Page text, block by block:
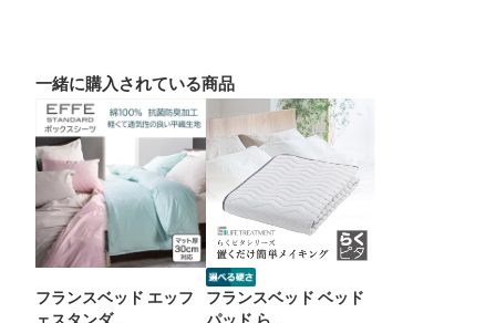
一緒に購入されている商品
フランスベッド エッフ
フランスベッド ベッド